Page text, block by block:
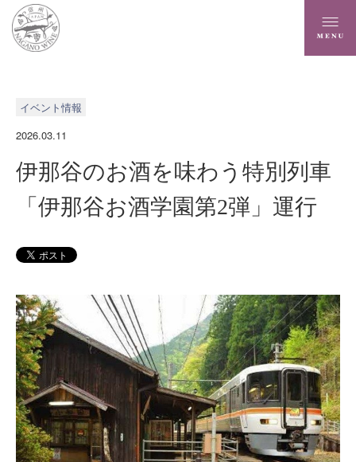
イベント情報
2026.03.11
伊那谷のお酒を味わう特別列車
「伊那谷お酒学園第2弾」運行